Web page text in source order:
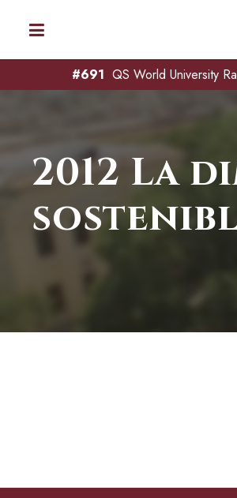
QS World University
#691
2012 La